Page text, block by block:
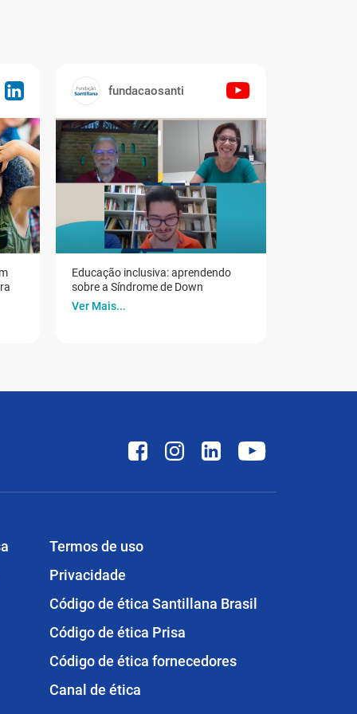
fundacaosanti
Educação inclusiva: aprendendo
sobre a Síndrome de Down
Ver Mais...
Termos de uso
Privacidade
Código de ética Santillana Brasil
Código de ética Prisa
Código de ética fornecedores
Canal de ética